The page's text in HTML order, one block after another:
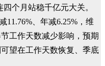
个月站稳千亿元大关。
11.76%、年减6.25%，维
工作天数减少影响，预期
望在工作天数恢复、季底